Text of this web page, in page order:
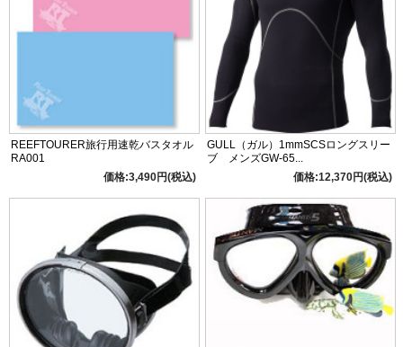
REEFTOURER旅行用速乾バスタオル
RA001
価格:3,490円(税込)
GULL（ガル）1mmSCSロングスリー
ブ メンズGW-65...
価格:12,370円(税込)